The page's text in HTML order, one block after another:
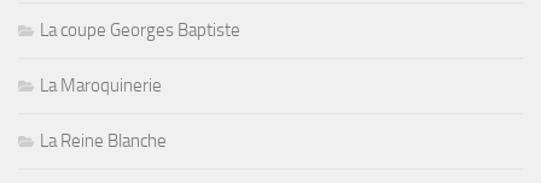
La coupe Georges Baptiste
La Maroquinerie
La Reine Blanche